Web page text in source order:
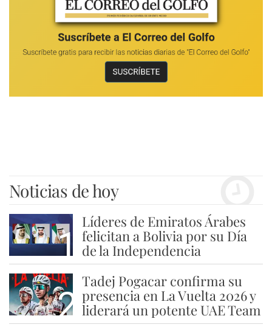
Noticias de hoy
1
Líderes de Emiratos Árabes
felicitan a Bolivia por su Día
de la Independencia
2
Tadej Pogacar confirma su
presencia en La Vuelta 2026 y
liderará un potente UAE Team